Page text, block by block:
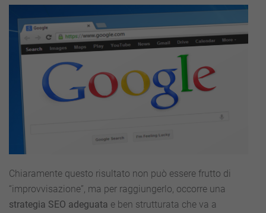
Chiaramente questo risultato non può essere frutto di
“improvvisazione”, ma per raggiungerlo, occorre una
strategia SEO adeguata e ben strutturata che va a